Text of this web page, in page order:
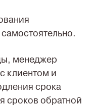
менеджер
клиентом и
срока
сроков обратной